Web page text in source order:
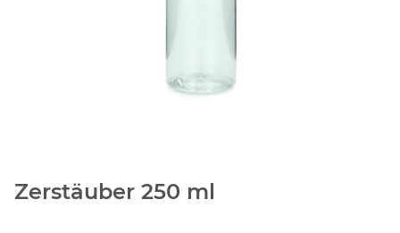
Zerstäuber 250 ml